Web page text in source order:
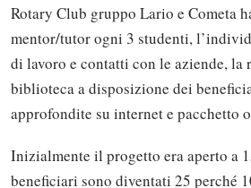
Rotary Club gruppo Lario e Cometa
mentor/tutor ogni 3 studenti,
di lavoro e contatti con le aziende, la
biblioteca a disposizione dei
approfondite su internet e pacchetto
Inizialmente il progetto era aperto a
beneficiari sono diventati 25 perché